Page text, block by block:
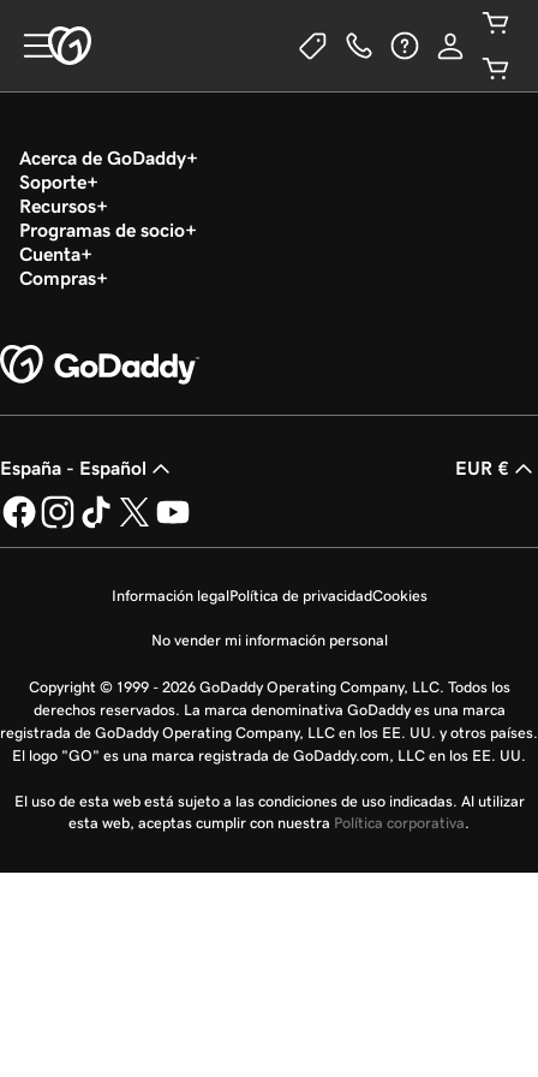
Acerca de GoDaddy
Soporte
Recursos
Programas de socio
Cuenta
Compras
España - Español EUR €
Información legalPolítica de privacidadCookies
No vender mi información personal
Copyright © 1999 - 2026 GoDaddy Operating Company, LLC. Todos los
derechos reservados. La marca denominativa GoDaddy es una marca
registrada de GoDaddy Operating Company, LLC en los EE. UU. y otros países.
El logo "GO" es una marca registrada de GoDaddy.com, LLC en los EE. UU.
El uso de esta web está sujeto a las condiciones de uso indicadas. Al utilizar
esta web, aceptas cumplir con nuestra Política corporativa.